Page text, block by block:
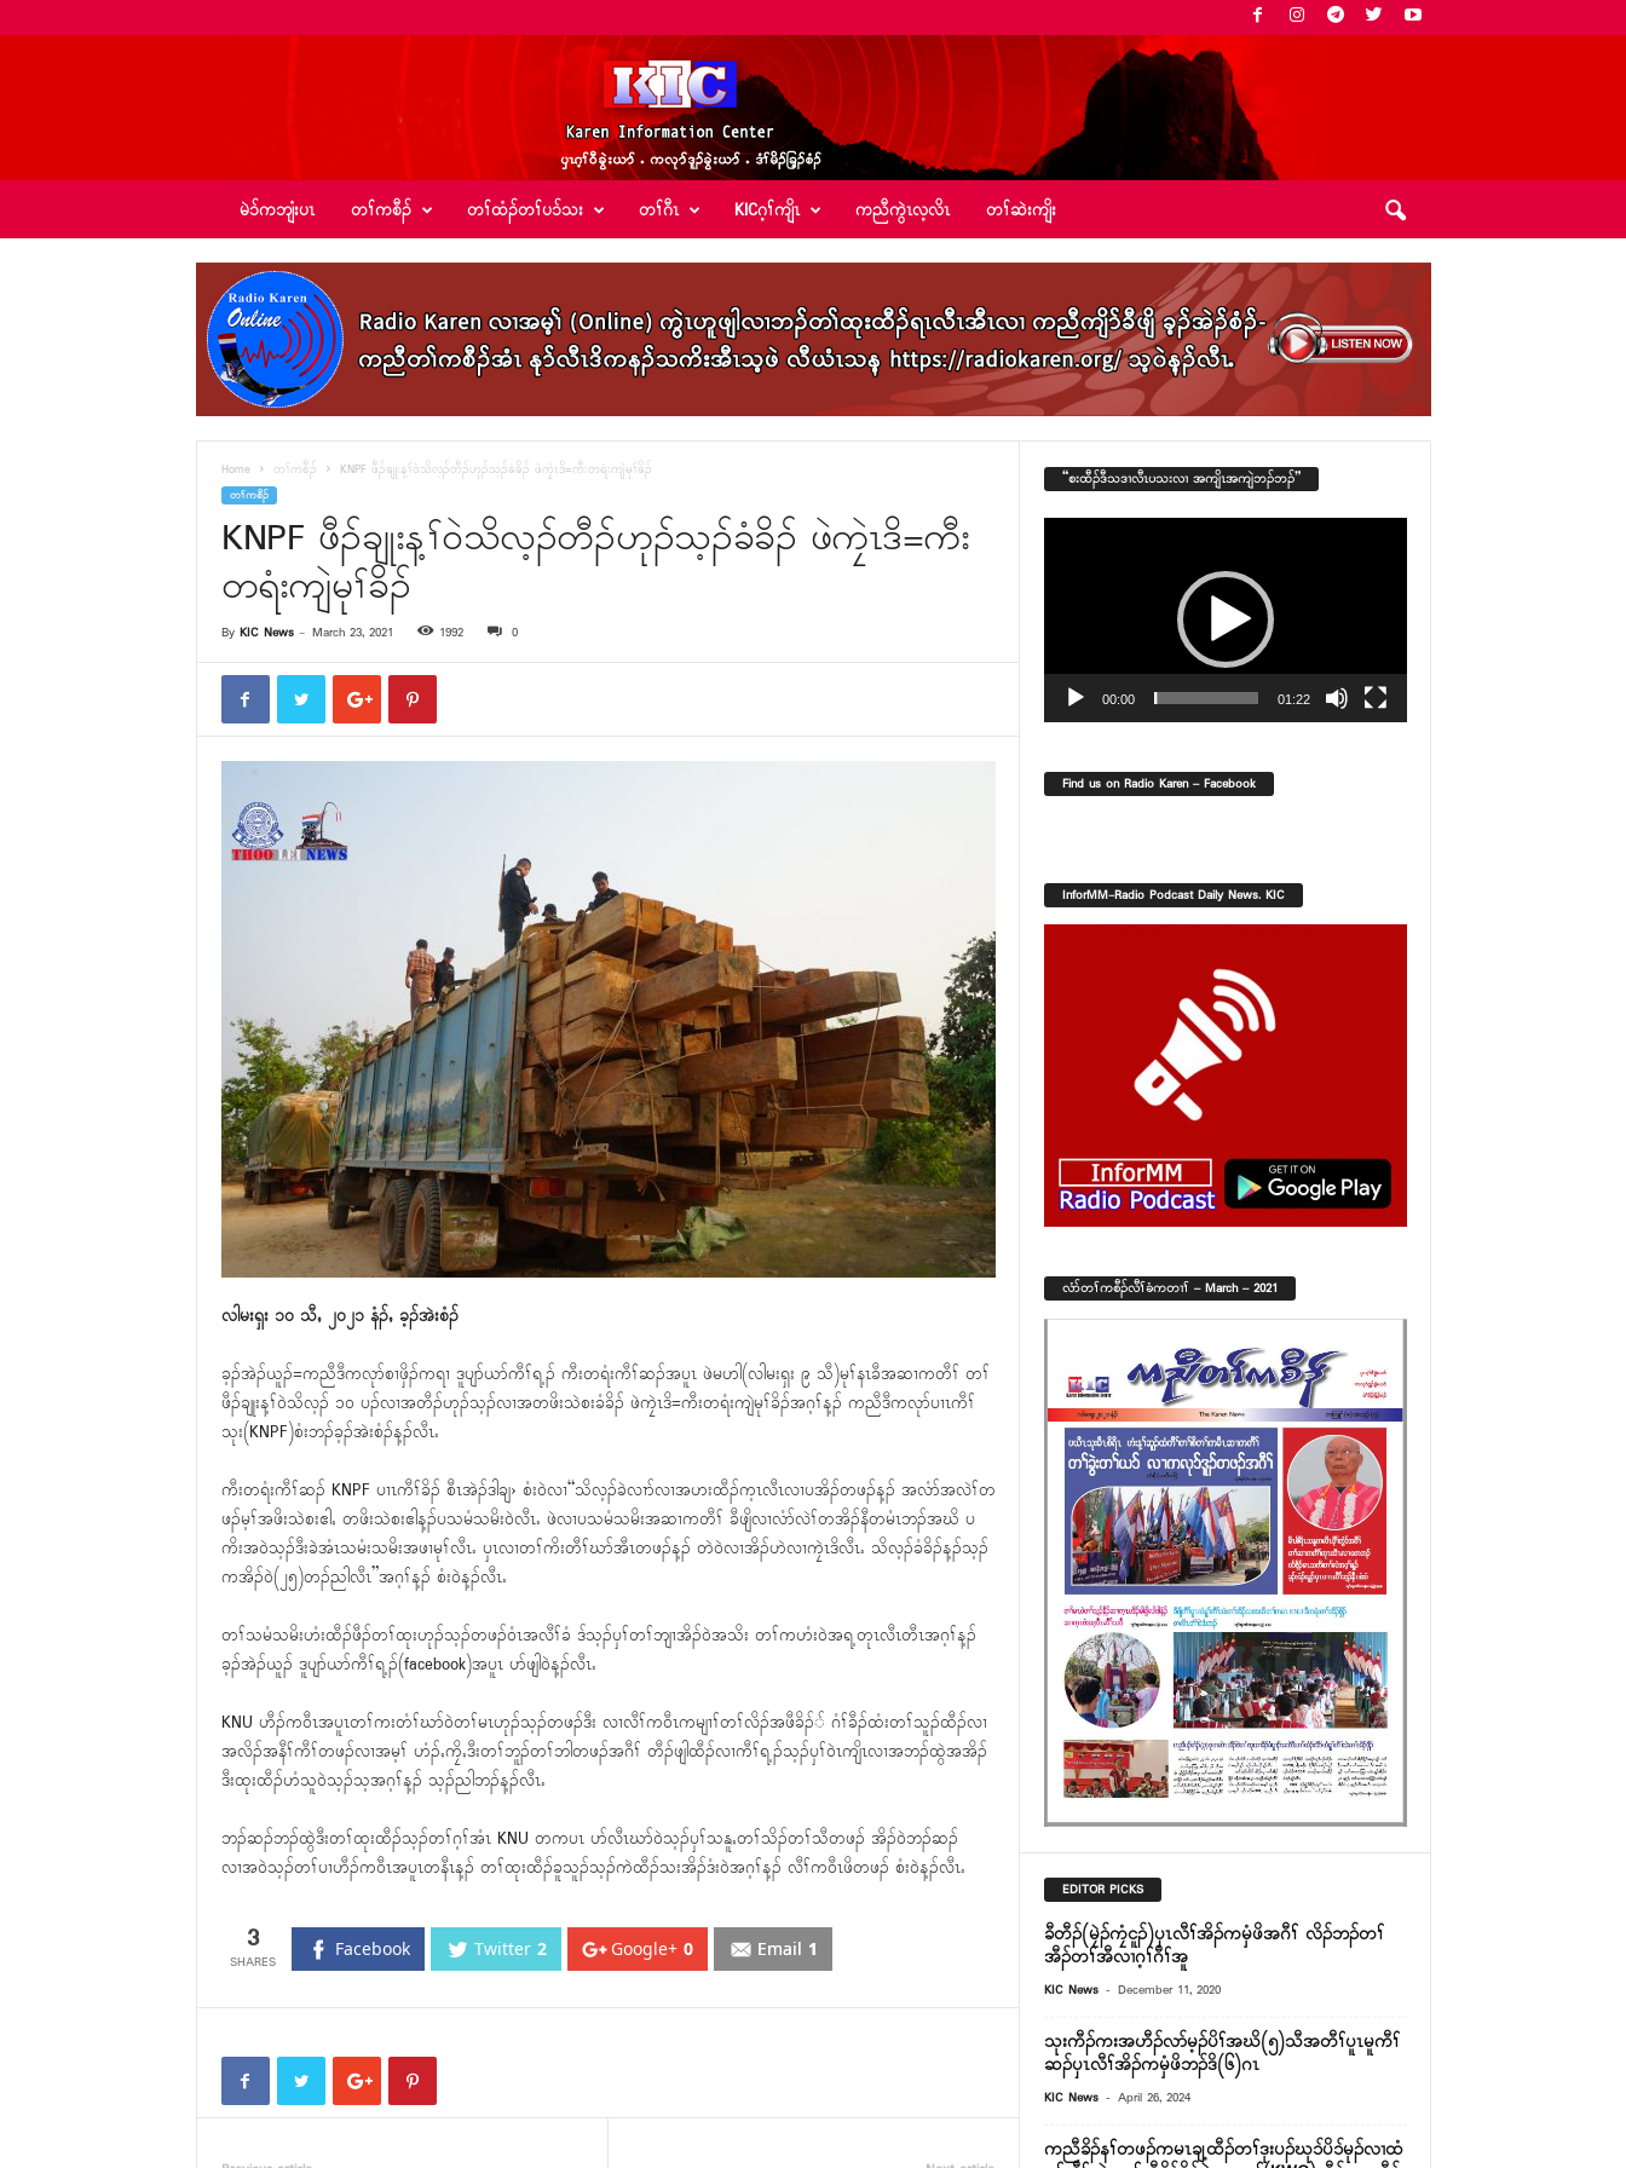
အဲ
မဲၥ်ကဘျံးပၤ တၢ်ကစီၣ် တၢ်ထံၣ်တၢ်ပၥ်သး တၢ်ဂီၤ KICဂ့ၢ်ကျိၤ ကညီကွဲၤလ့လိၤ တၢ်ဆဲးကျိး
Home တၢ်ကစီၣ် KNPF ဖီၣ်ချုးန့ၢ်၀ဲသိလ့ၣ်တီၣ်ဟုၣ်သ့ၣ်ခံခိၣ် ဖဲကၠဲၤဒိ=ကီးတရံးကျဲမုၢ်ခိၣ်
တၢ်ကစီၣ်
KNPF ဖီၣ်ချုးန့ၢ်၀ဲသိလ့ၣ်တီၣ်ဟုၣ်သ့ၣ်ခံခိၣ် ဖဲကၠဲၤဒိ=ကီး
တရံးကျဲမုၢ်ခိၣ်
By KIC News- March 23, 2021 1992 0
လါမးရှး ၁၀ သီႇ ၂၀၂၁ နံၣ်ႇ ခ့ၣ်အဲးစံၣ်
ခ့ၣ်အဲၣ်ယူၣ်=ကညီဒီကလုာ်စၢဖှိၣ်ကရၢ ဒူပျာ်ယာ်ကီၢ်ရ့ၣ် ကီးတရံးကီၢ်ဆၣ်အပူၤ ဖဲမဟါ(လါမးရှး ၉ သီ)မုၢ်နၤခီအဆၢကတီၢ် တၢ်
ဖီၣ်ချုးန့ၢ်၀ဲသိလ့ၣ် ၁၀ ပၣ်လၢအတီၣ်ဟုၣ်သ့ၣ်လၢအတဖိးသဲစးခံခိၣ် ဖဲကၠဲၤဒိ=ကီးတရံးကျဲမုၢ်ခိၣ်အဂ့ၢ်န့ၣ် ကညီဒီကလုာ်ပၢၤကီၢ်
သုး(KNPF)စံးဘၣ်ခ့ၣ်အဲးစံၣ်န့ၣ်လီၤႉ
ကီးတရံးကီၢ်ဆၣ် KNPF ပၢၤကီၢ်ခိၣ် စီၤအဲၣ်ဒါချ› စံး၀ဲလၢ“သိလ့ၣ်ခဲလၢာ်လၢအဟးထီၣ်က့ၤလီၤလၢပအိၣ်တဖၣ်န့ၣ် အလံာ်အလဲၢ်တ
ဖၣ်မ့ၢ်အဖိးသဲစးဧါႇ တဖိးသဲစးဧါန့ၣ်ပသမံသမိး၀ဲလီၤႉ ဖဲလၢပသမံသမိးအဆၢကတီၢ် ခီဖျိလၢလံာ်လဲၢ်တအိၣ်နီတမံၤဘၣ်အဃိ ပ
ကိးအ၀ဲသ့ၣ်ဒီးခဲအံၤသမံးသမိးအဖၢမုၢ်လီၤႉ ၦၤလၢတၢ်ကိးတီၢ်ဃာ်အီၤတဖၣ်န့ၣ် တဲ၀ဲလၢအိၣ်ဟဲလၢကၠဲၤဒိလီၤႉ သိလ့ၣ်ခံခိၣ်န့ၣ်သ့ၣ်
ကအိၣ်၀ဲ(၂၅)တၣ်ညါလီၤ”အဂ့ၢ်န့ၣ် စံး၀ဲန့ၣ်လီၤႉ
တၢ်သမံသမိးဟံးထီၣ်ဖီၣ်တၢ်ထုးဟုၣ်သ့ၣ်တဖၣ်၀ံၤအလီၢ်ခံ ဒ်သ့ၣ်ၦၢ်တၢ်ဘျၢအိၣ်၀ဲအသိး တၢ်ကဟံး၀ဲအရ့တုၤလီၤတီၤအဂ့ၢ်န့ၣ်
ခ့ၣ်အဲၣ်ယူၣ် ဒူပျာ်ယာ်ကီၢ်ရ့ၣ်(facebook)အပူၤ ပာ်ဖျါ၀ဲန့ၣ်လီၤႉ
KNU ဟီၣ်က၀ီၤအပူၤတၢ်ကးတံၢ်ဃာ်၀ဲတၢ်မၤဟုၣ်သ့ၣ်တဖၣ်ဒီး လၢလီၢ်က၀ီၤကမျၢၢ်တၢ်လိၣ်အဖီခိၣ်် ဂံၢ်ခီၣ်ထံးတၢ်သူၣ်ထီၣ်လၢ
အလိၣ်အနီၢ်ကီၢ်တဖၣ်လၢအမ့ၢ် ဟံၣ်ႇကၠိႇဒီးတၢ်ဘူၣ်တၢ်ဘါတဖၣ်အဂီၢ် တီၣ်ဖျါထီၣ်လၢကီၢ်ရ့ၣ်သ့ၣ်ၦၢ်၀ဲၤကျိၤလၢအဘၣ်ထွဲအအိၣ်
ဒီးထုးထီၣ်ဟံသူ၀ဲသ့ၣ်သ့အဂ့ၢ်န့ၣ် သ့ၣ်ညါဘၣ်န့ၣ်လီၤႉ
ဘၣ်ဆၣ်ဘၣ်ထွဲဒီးတၢ်ထုးထီၣ်သ့ၣ်တၢ်ဂ့ၢ်အံၤ KNU တကပၤ ပာ်လီၤဃာ်၀ဲသ့ၣ်ၦၢ်သနူႇတၢ်သိၣ်တၢ်သီတဖၣ် အိၣ်၀ဲဘၣ်ဆၣ်
လၢအ၀ဲသ့ၣ်တၢ်ပၢဟီၣ်က၀ီၤအပူၤတနီၤန့ၣ် တၢ်ထုးထီၣ်ခူသူၣ်သ့ၣ်ကဲထီၣ်သးအိၣ်ဒံး၀ဲအဂ့ၢ်န့ၣ် လီၢ်က၀ီၤဖိတဖၣ် စံး၀ဲန့ၣ်လီၤႉ
3 Facebook Twitter 2 Google+ 0 Email 1
“စးထီၣ်ဒီသဒၢလီၤပသးလၢ အကျိၤအကျဲဘၣ်ဘၣ်”
00:00 01:22
Find us on Radio Karen – Facebook
InforMM-Radio Podcast Daily News. KIC
လံာ်တၢ်ကစီၣ်လီၢ်ခံကတၢၢ် – March – 2021
EDITOR PICKS
ခီတီၣ်(မၠဲၣ်ကၠံငူၣ်)ၦၤလီၢ်အိၣ်ကမှံဖိအဂီၢ် လိၣ်ဘၣ်တၢ်
အီၣ်တၢ်အီလၢဂ့ၢ်ဂီၢ်အူ
KIC News - December 11, 2020
သုးကီၣ်ကးအဟီၣ်လာ်မ့ၣ်ပိၢ်အဃိ(၅)သီအတီၢ်ပူၤမူကီၢ်
ဆၣ်ၦၤလီၢ်အိၣ်ကမှံဖိဘၣ်ဒိ(၆)ဂၤ
KIC News - April 26, 2024
ကညီခိၣ်နၢ်တဖၣ်ကမၤချ့ထီၣ်တၢ်ဒုးပၣ်ဃုၥ်ပိၥ်မုၣ်လၢထံ